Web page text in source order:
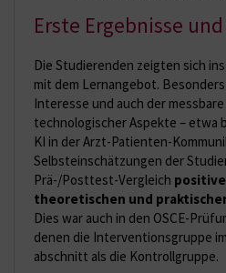
Erste Ergebnisse
Die Studierenden zeigten sich
mit dem Lernangebot.
Interesse und auch der
technologischer Aspekte – etwa
KI in der Arzt-Patienten-
Selbsteinschätzungen der
Prä-/Posttest-Vergleich
theoretischen und
Dies war auch in den OSCE-
denen die Interventionsgruppe
abschnitt als die Kontrollgruppe.